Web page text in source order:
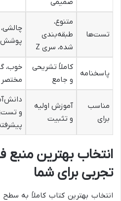
تست‌ها
متنوع،
طبقه‌بندی
شده، سری Z
پوشش
پاسخنامه
کاملاً تشریحی
و جامع
خوب،
مختصر
مناسب
برای
آموزش اولیه
و تثبیت
و
انتخاب بهترین منبع
تجربی برای شما
انتخاب بهترین کتاب کاملاً به